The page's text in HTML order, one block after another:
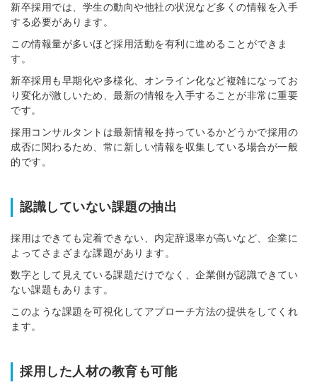
新卒採用では、学生の動向や他社の状況など多くの情報を入手
する必要があります。
この情報量が多いほど採用活動を有利に進めることができま
す。
新卒採用も早期化や多様化、オンライン化など複雑になってお
り変化が激しいため、最新の情報を入手することが非常に重要
です。
採用コンサルタントは最新情報を持っているかどうかで採用の
成否に関わるため、常に新しい情報を収集している場合が一般
的です。
認識していない課題の抽出
採用はできても定着できない、内定辞退率が高いなど、企業に
よってさまざまな課題があります。
数字として見えている課題だけでなく、企業側が認識できてい
ない課題もあります。
このような課題を可視化してアプローチ方法の提供をしてくれ
ます。
採用した人材の教育も可能